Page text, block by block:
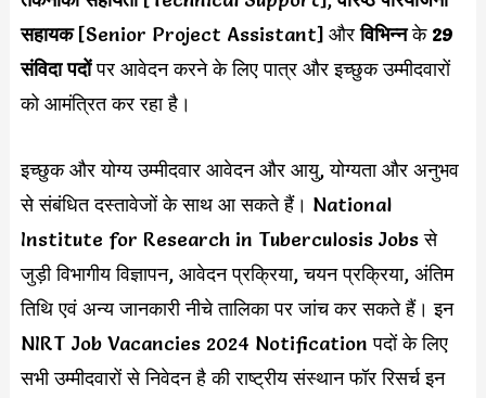
सहायक[Senior Project Assistant] औरविभिन्नके 29
संविदा पदोंपर आवेदन करने के लिए पात्र और इच्छुक उम्मीदवारों
को आमंत्रित कर रहा है।
इच्छुक और योग्य उम्मीदवार आवेदन और आयु, योग्यता और अनुभव
से संबंधित दस्तावेजों के साथ आ सकते हैं। National
Institute for Research in Tuberculosis Jobs से
जुड़ी विभागीय विज्ञापन, आवेदन प्रक्रिया, चयन प्रक्रिया, अंतिम
तिथि एवं अन्य जानकारी नीचे तालिका पर जांच कर सकते हैं। इन
NIRT Job Vacancies 2024 Notification पदों के लिए
सभी उम्मीदवारों से निवेदन है की राष्ट्रीय संस्थान फॉर रिसर्च इन